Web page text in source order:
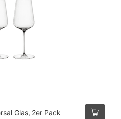
Glas, 2er Pack